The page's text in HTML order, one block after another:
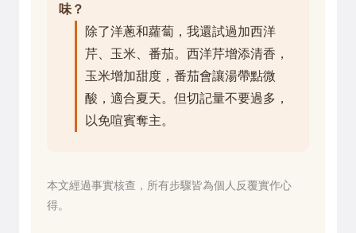
味？
除了洋蔥和蘿蔔，我還試過加西洋
芹、玉米、番茄。西洋芹增添清香，
玉米增加甜度，番茄會讓湯帶點微
酸，適合夏天。但切記量不要過多，
以免喧賓奪主。
本文經過事實核查，所有步驟皆為個人反覆實作心
得。